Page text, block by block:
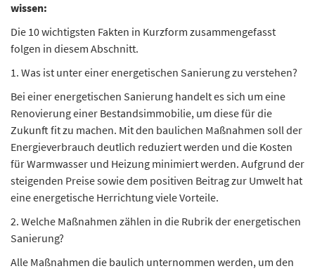
wissen:
Die 10 wichtigsten Fakten in Kurzform zusammengefasst
folgen in diesem Abschnitt.
1. Was ist unter einer energetischen Sanierung zu verstehen?
Bei einer energetischen Sanierung handelt es sich um eine
Renovierung einer Bestandsimmobilie, um diese für die
Zukunft fit zu machen. Mit den baulichen Maßnahmen soll der
Energieverbrauch deutlich reduziert werden und die Kosten
für Warmwasser und Heizung minimiert werden. Aufgrund der
steigenden Preise sowie dem positiven Beitrag zur Umwelt hat
eine energetische Herrichtung viele Vorteile.
2. Welche Maßnahmen zählen in die Rubrik der energetischen
Sanierung?
Alle Maßnahmen die baulich unternommen werden, um den